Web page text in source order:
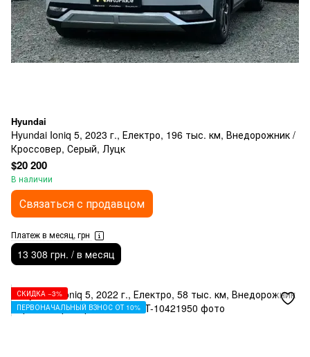
Hyundai
Hyundai Ioniq 5, 2023 г., Електро, 196 тыс. км, Внедорожник /
Кроссовер, Серый, Луцк
$20 200
В наличии
Связаться с продавцом
Платеж в месяц, грн
13 308 грн. / в месяц
СКИДКА −3%
ПЕРВОНАЧАЛЬНЫЙ ВЗНОС ОТ 10%